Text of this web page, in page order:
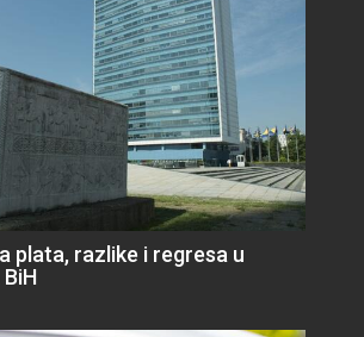
plata, razlike i regresa u